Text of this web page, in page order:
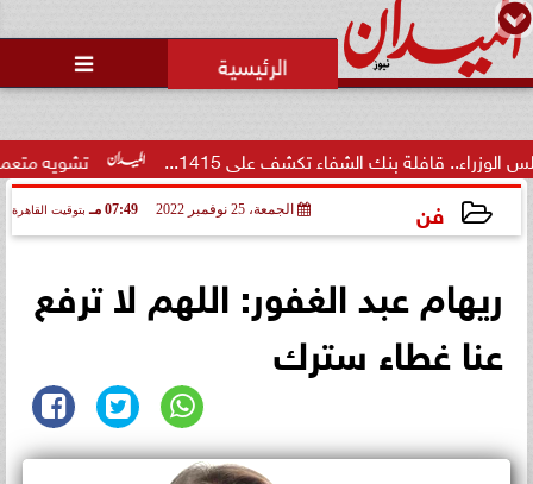

تشويه متعمد لسمعتها.. بنك الشفاء تكشف على 1415...
فن الجمعة، 25 نوفمبر 2022 07:49 مـ بتوقيت القاهرة
ريهام عبد الغفور: اللهم لا ترفع
عنا غطاء سترك